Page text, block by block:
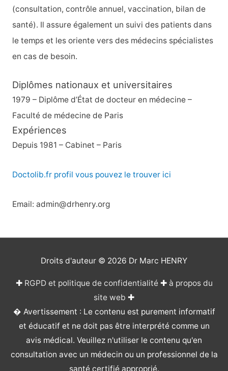
r
:
(consultation, contrôle annuel, vaccination, bilan de
santé). Il assure également un suivi des patients dans
le temps et les oriente vers des médecins spécialistes
en cas de besoin.
Diplômes nationaux et universitaires
1979 – Diplôme d’État de docteur en médecine –
Faculté de médecine de Paris
Expériences
Depuis 1981 – Cabinet – Paris
Doctolib.fr profil vous pouvez le trouver ici
Email: admin@drhenry.org
Droits d'auteur © 2026 Dr Marc HENRY
✚ RGPD et politique de confidentialité✚ à propos du
site web ✚
� Avertissement : Le contenu est purement informatif
et éducatif et ne doit pas être interprété comme un
avis médical. Veuillez n'utiliser le contenu qu'en
consultation avec un médecin ou un professionnel de la
santé certifié approprié.